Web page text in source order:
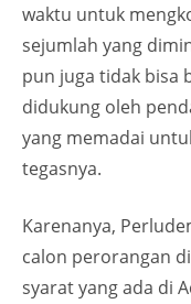
waktu untuk
sejumlah yang
pun juga tidak bisa
didukung oleh
yang memadai
tegasnya.
Karenanya,
calon perorangan
syarat yang ada di